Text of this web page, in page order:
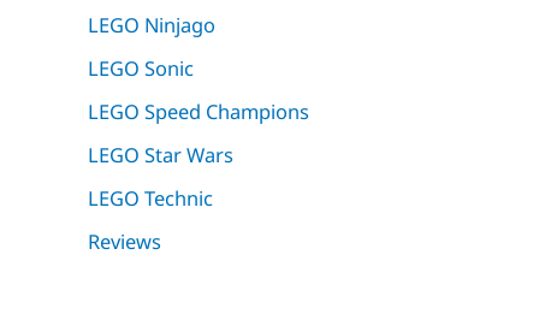
LEGO Ninjago
LEGO Sonic
LEGO Speed Champions
LEGO Star Wars
LEGO Technic
Reviews